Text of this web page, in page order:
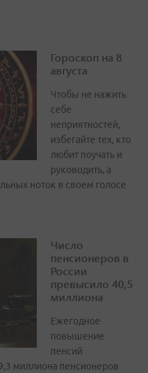
Гороскоп на 8
августа
Чтобы не нажить
себе
неприятностей,
избегайте тех, кто
любит поучать и
руководить, а
ноток в своем голосе
Число
пенсионеров в
России
превысило 40,5
миллиона
Ежегодное
повышение
пенсий
миллиона пенсионеров